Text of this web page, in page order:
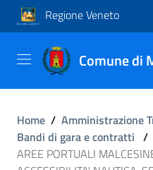
Regione Veneto
Comune di
Home / Amministrazione
Bandi di gara e contratti /
AREE PORTUALI